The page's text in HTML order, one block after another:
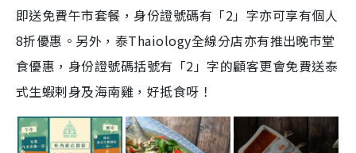
即送免費午市套餐，身份證號碼有「2」字亦可享有個人
8折優惠。另外，泰Thaiology全線分店亦有推出晚市堂
食優惠，身份證號碼括號有「2」字的顧客更會免費送泰
式生蝦剌身及海南雞，好抵食呀！